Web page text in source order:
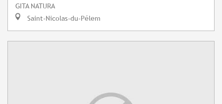
GITA NATURA
Saint-Nicolas-du-Pélem